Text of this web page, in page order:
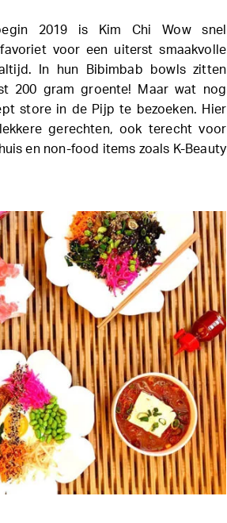
2019 is Kim Chi Wow snel
voor een uiterst smaakvolle
In hun Bibimbab bowls zitten
200 gram groente! Maar wat nog
store in de Pijp te bezoeken. Hier
gerechten, ook terecht voor
en non-food items zoals K-Beauty